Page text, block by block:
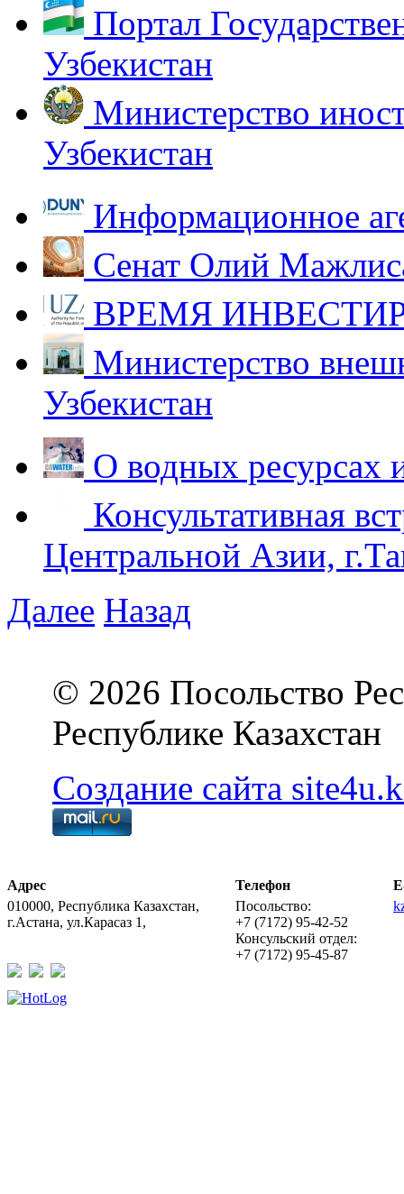
Портал
Узбекистан
Министерство
Узбекистан
Информационное
Сенат Олий
ВРЕМЯ
Министерство
Узбекистан
О водных ресурсах
Консультативная
Центральной Азии,
Далее Назад
© 2026 Посольство
Республике Казахстан
Создание сайта
Адрес
010000, Республика Казахстан,
г.Астана, ул.Карасаз 1,
Телефон
Посольство:
+7 (7172) 95-42-52
Консульский отдел:
+7 (7172) 95-45-87